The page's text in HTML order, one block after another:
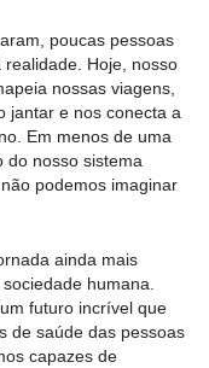
poucas pessoas
Hoje, nosso
nossas viagens,
jantar e nos conecta a
Em menos de uma
do nosso sistema
podemos imaginar
ainda mais
humana.
futuro incrível que
de saúde das pessoas
capazes de